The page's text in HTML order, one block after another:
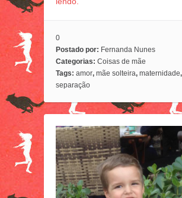
0
Postado por: Fernanda Nunes
Categorias: Coisas de mãe
Tags: amor, mãe solteira, maternidade,
separação